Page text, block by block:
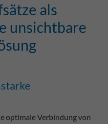
als
unsichtbare
optimale Verbindung von